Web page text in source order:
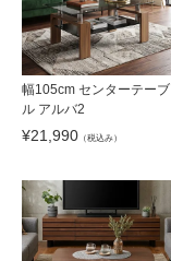
幅105cm センターテーブ
ル アルバ2
¥21,990 （税込み）